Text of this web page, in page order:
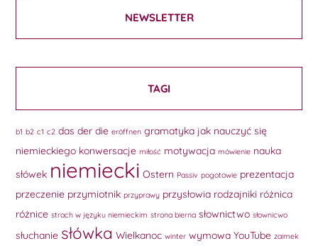
NEWSLETTER
TAGI
b1 b2 c1 c2 das der die eröffnen gramatyka jak nauczyć się
niemieckiego konwersacje miłość motywacja mówienie nauka
słówek niemiecki Ostern Passiv pogotowie prezentacja
przeczenie przymiotnik przyprawy przysłowia rodzajniki różnica
różnice strach w języku niemieckim strona bierna słownictwo słownicwo
słuchanie słówka Wielkanoc winter wymowa YouTube zaimek